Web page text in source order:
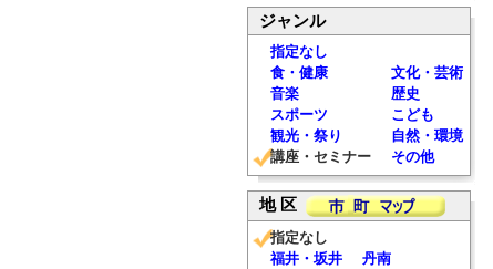
ジャンル
指定なし
食・健康
文化・芸術
音楽
歴史
スポーツ
こども
観光・祭り
自然・環境
講座・セミナー
その他
地 区
指定なし
福井・坂井
丹南